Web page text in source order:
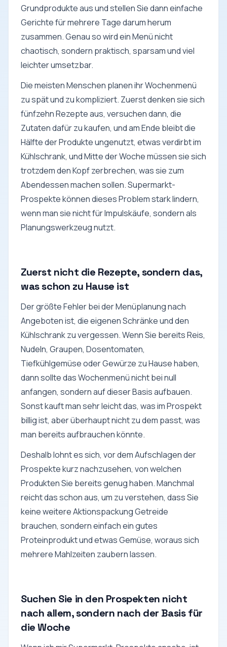
Grundprodukte aus und stellen Sie dann einfache
Gerichte für mehrere Tage darum herum
zusammen. Genau so wird ein Menü nicht
chaotisch, sondern praktisch, sparsam und viel
leichter umsetzbar.
Die meisten Menschen planen ihr Wochenmenü
zu spät und zu kompliziert. Zuerst denken sie sich
fünfzehn Rezepte aus, versuchen dann, die
Zutaten dafür zu kaufen, und am Ende bleibt die
Hälfte der Produkte ungenutzt, etwas verdirbt im
Kühlschrank, und Mitte der Woche müssen sie sich
trotzdem den Kopf zerbrechen, was sie zum
Abendessen machen sollen. Supermarkt-
Prospekte können dieses Problem stark lindern,
wenn man sie nicht für Impulskäufe, sondern als
Planungswerkzeug nutzt.
Zuerst nicht die Rezepte, sondern das,
was schon zu Hause ist
Der größte Fehler bei der Menüplanung nach
Angeboten ist, die eigenen Schränke und den
Kühlschrank zu vergessen. Wenn Sie bereits Reis,
Nudeln, Graupen, Dosentomaten,
Tiefkühlgemüse oder Gewürze zu Hause haben,
dann sollte das Wochenmenü nicht bei null
anfangen, sondern auf dieser Basis aufbauen.
Sonst kauft man sehr leicht das, was im Prospekt
billig ist, aber überhaupt nicht zu dem passt, was
man bereits aufbrauchen könnte.
Deshalb lohnt es sich, vor dem Aufschlagen der
Prospekte kurz nachzusehen, von welchen
Produkten Sie bereits genug haben. Manchmal
reicht das schon aus, um zu verstehen, dass Sie
keine weitere Aktionspackung Getreide
brauchen, sondern einfach ein gutes
Proteinprodukt und etwas Gemüse, woraus sich
mehrere Mahlzeiten zaubern lassen.
Suchen Sie in den Prospekten nicht
nach allem, sondern nach der Basis für
die Woche